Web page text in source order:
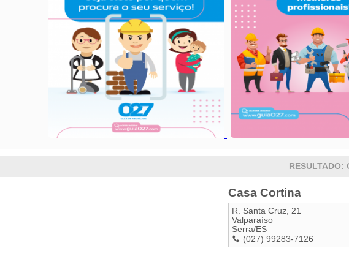
RESULTADO:
Casa Cortina
R. Santa Cruz, 21
Valparaíso
Serra/ES
(027) 99283-7126